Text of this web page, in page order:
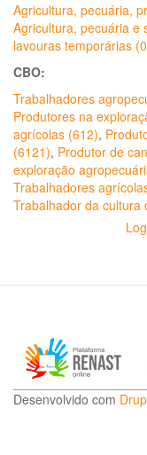
Agricultura, pecuária,
Agricultura, pecuária e
lavouras temporárias
CBO:
Trabalhadores
Produtores na
agrícolas (612),
(6121), Produtor de
exploração
Trabalhadores
Trabalhador da cultura
Desenvolvido com